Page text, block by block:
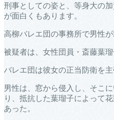
刑事としての姿と、等身大の
が面白くもあります。
高柳バレエ団の事務所で男性が
被疑者は、女性団員・斎藤葉瑠
バレエ団は彼女の正当防衛を主
男性は、窓から侵入し、そこ
り、抵抗した葉瑠子によって
あった。